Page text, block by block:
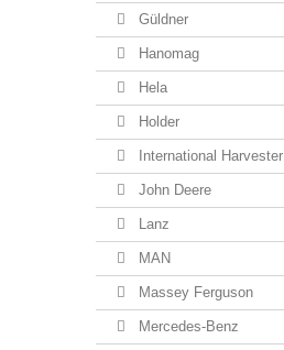
Güldner
Hanomag
Hela
Holder
International Harvester
John Deere
Lanz
MAN
Massey Ferguson
Mercedes-Benz